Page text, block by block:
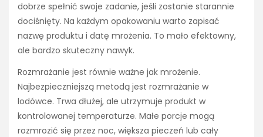
dobrze spełnić swoje zadanie, jeśli zostanie starannie
dociśnięty. Na każdym opakowaniu warto zapisać
nazwę produktu i datę mrożenia. To mało efektowny,
ale bardzo skuteczny nawyk.
Rozmrażanie jest równie ważne jak mrożenie.
Najbezpieczniejszą metodą jest rozmrażanie w
lodówce. Trwa dłużej, ale utrzymuje produkt w
kontrolowanej temperaturze. Małe porcje mogą
rozmrozić się przez noc, większa pieczeń lub cały